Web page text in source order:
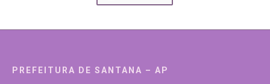
PREFEITURA DE SANTANA – AP